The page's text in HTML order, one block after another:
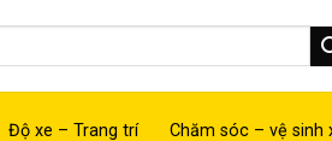
Độ xe – Trang trí Chăm sóc – vệ sinh